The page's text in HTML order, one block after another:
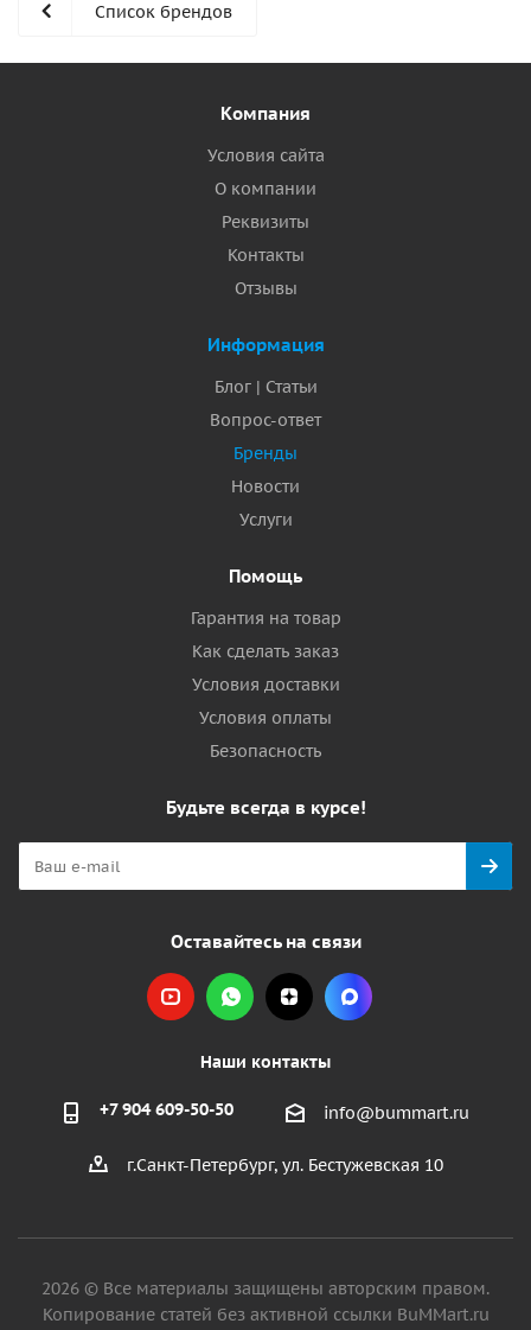
Список брендов
Компания
Условия сайта
О компании
Реквизиты
Контакты
Отзывы
Информация
Блог | Статьи
Вопрос-ответ
Бренды
Новости
Услуги
Помощь
Гарантия на товар
Как сделать заказ
Условия доставки
Условия оплаты
Безопасность
Будьте всегда в курсе!
Оставайтесь на связи
Наши контакты
+7 904 609-50-50 info@bummart.ru
г.Санкт-Петербург, ул. Бестужевская 10
2026 © Все материалы защищены авторским правом.
Копирование статей без активной ссылки BuMMart.ru